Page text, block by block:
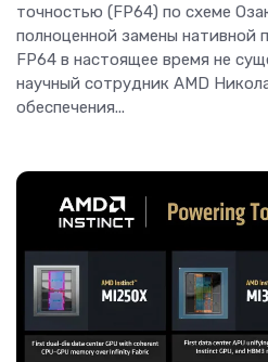
точностью (FP64) по схеме
полноценной замены нативной
FP64 в настоящее время не
научный сотрудник AMD
обеспечения...